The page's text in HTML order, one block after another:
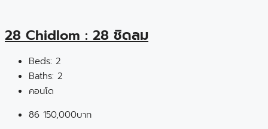
28 Chidlom : 28 ชิดลม
Beds: 2
Baths: 2
คอนโด
86 150,000บาท